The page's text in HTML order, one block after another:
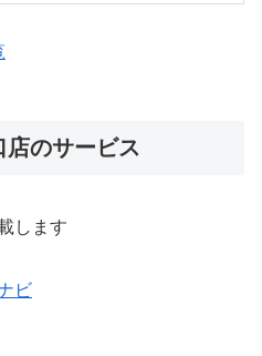
店のサービス
します
ビ